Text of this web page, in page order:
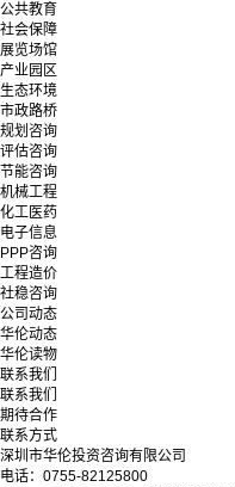
公共教育
社会保障
展览场馆
产业园区
生态环境
市政路桥
规划咨询
评估咨询
节能咨询
机械工程
化工医药
电子信息
PPP咨询
工程造价
社稳咨询
公司动态
华伦动态
华伦读物
联系我们
联系我们
期待合作
联系方式
深圳市华伦投资咨询有限公司
电话：0755-82125800